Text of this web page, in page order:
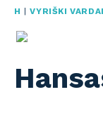
H |VYRIŠKI VARDAI